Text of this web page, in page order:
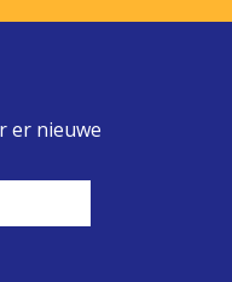
er nieuwe